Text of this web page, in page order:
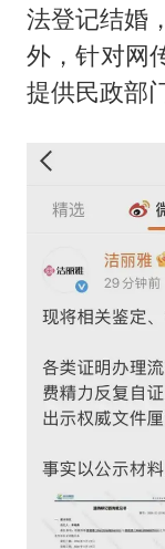
法登记结婚
外，针对网
提供民政部